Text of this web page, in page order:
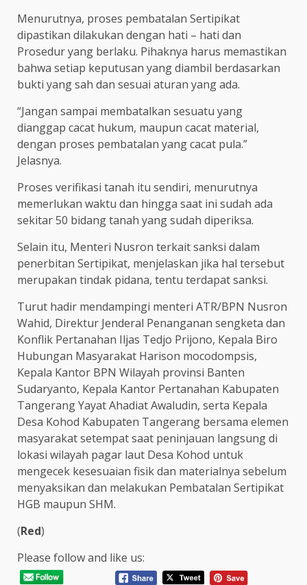
Menurutnya, proses pembatalan Sertipikat
dipastikan dilakukan dengan hati – hati dan
Prosedur yang berlaku. Pihaknya harus memastikan
bahwa setiap keputusan yang diambil berdasarkan
bukti yang sah dan sesuai aturan yang ada.
“Jangan sampai membatalkan sesuatu yang
dianggap cacat hukum, maupun cacat material,
dengan proses pembatalan yang cacat pula.”
Jelasnya.
Proses verifikasi tanah itu sendiri, menurutnya
memerlukan waktu dan hingga saat ini sudah ada
sekitar 50 bidang tanah yang sudah diperiksa.
Selain itu, Menteri Nusron terkait sanksi dalam
penerbitan Sertipikat, menjelaskan jika hal tersebut
merupakan tindak pidana, tentu terdapat sanksi.
Turut hadir mendampingi menteri ATR/BPN Nusron
Wahid, Direktur Jenderal Penanganan sengketa dan
Konflik Pertanahan Iljas Tedjo Prijono, Kepala Biro
Hubungan Masyarakat Harison mocodompsis,
Kepala Kantor BPN Wilayah provinsi Banten
Sudaryanto, Kepala Kantor Pertanahan Kabupaten
Tangerang Yayat Ahadiat Awaludin, serta Kepala
Desa Kohod Kabupaten Tangerang bersama elemen
masyarakat setempat saat peninjauan langsung di
lokasi wilayah pagar laut Desa Kohod untuk
mengecek kesesuaian fisik dan materialnya sebelum
menyaksikan dan melakukan Pembatalan Sertipikat
HGB maupun SHM.
(Red)
Please follow and like us: